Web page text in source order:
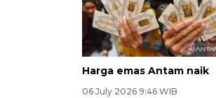
Harga emas Antam naik
06 July 2026 9:46 WIB